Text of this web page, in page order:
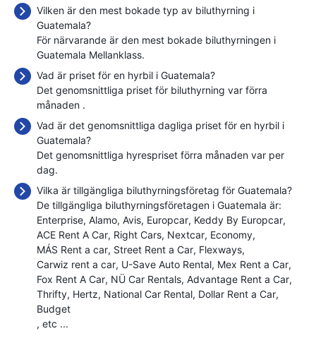
Vilken är den mest bokade typ av biluthyrning i
Guatemala?
För närvarande är den mest bokade biluthyrningen i
Guatemala Mellanklass.
Vad är priset för en hyrbil i Guatemala?
Det genomsnittliga priset för biluthyrning var förra
månaden .
Vad är det genomsnittliga dagliga priset för en hyrbil i
Guatemala?
Det genomsnittliga hyrespriset förra månaden var per
dag.
Vilka är tillgängliga biluthyrningsföretag för Guatemala?
De tillgängliga biluthyrningsföretagen i Guatemala är:
Enterprise Alamo Avis Europcar Keddy By Europcar
ACE Rent A Car Right Cars Nextcar Economy
MÁS Rent a car Street Rent a Car Flexways
Carwiz rent a car U-Save Auto Rental Mex Rent a Car
Fox Rent A Car NÜ Car Rentals Advantage Rent a Car
Thrifty Hertz National Car Rental Dollar Rent a Car
Budget
, etc ...